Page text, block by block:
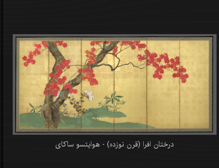
درختان افرا (قرن نوزده) - هوایتسو ساکای